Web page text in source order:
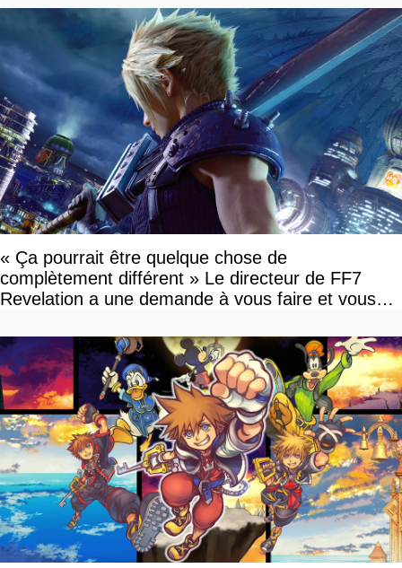
« Ça pourrait être quelque chose de
complètement différent » Le directeur de FF7
Revelation a une demande à vous faire et vous